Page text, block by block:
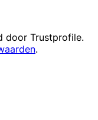
door Trustprofile.
.